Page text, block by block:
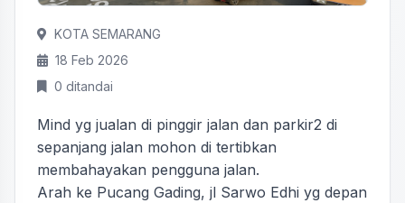
KOTA SEMARANG
18 Feb 2026
0 ditandai
Mind yg jualan di pinggir jalan dan parkir2 di
sepanjang jalan mohon di tertibkan
membahayakan pengguna jalan.
Arah ke Pucang Gading, jl Sarwo Edhi yg depan